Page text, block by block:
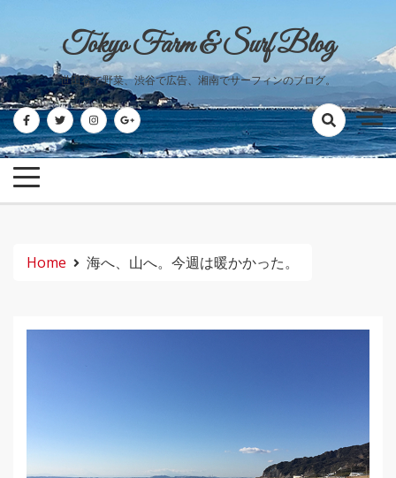
content
Tokyo Farm & Surf Blog
世田谷で野菜、渋谷で広告、湘南でサーフィンのブログ。
Home 海へ、山へ。今週は暖かかった。